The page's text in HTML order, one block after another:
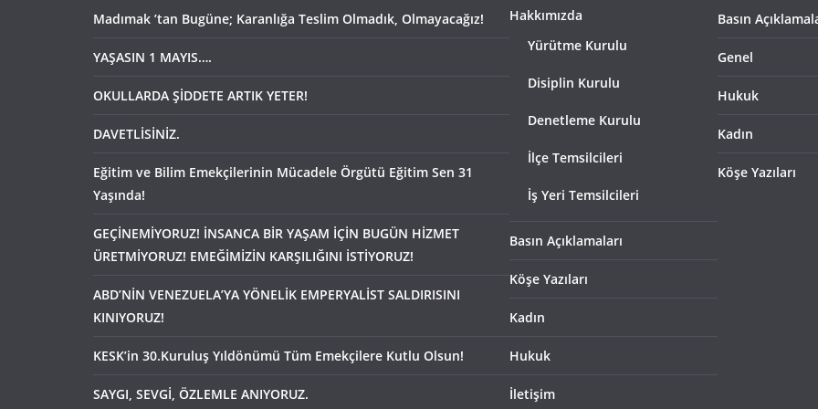
Madımak ’tan Bugüne; Karanlığa Teslim Olmadık, Olmayacağız!
YAŞASIN 1 MAYIS….
OKULLARDA ŞİDDETE ARTIK YETER!
DAVETLİSİNİZ.
Eğitim ve Bilim Emekçilerinin Mücadele Örgütü Eğitim Sen 31
Yaşında!
GEÇİNEMİYORUZ! İNSANCA BİR YAŞAM İÇİN BUGÜN HİZMET
ÜRETMİYORUZ! EMEĞİMİZİN KARŞILIĞINI İSTİYORUZ!
ABD’NİN VENEZUELA’YA YÖNELİK EMPERYALİST SALDIRISINI
KINIYORUZ!
KESK’in 30.Kuruluş Yıldönümü Tüm Emekçilere Kutlu Olsun!
SAYGI, SEVGİ, ÖZLEMLE ANIYORUZ.
Hakkımızda
Yürütme Kurulu
Disiplin Kurulu
Denetleme Kurulu
İlçe Temsilcileri
İş Yeri Temsilcileri
Basın Açıklamaları
Köşe Yazıları
Kadın
Hukuk
İletişim
Basın
Genel
Hukuk
Kadın
Köşe Yazıları